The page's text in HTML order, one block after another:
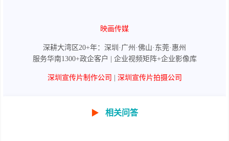
映画传媒
深耕大湾区20+年：深圳·广州·佛山·东莞·惠州
服务华南1300+政企客户 | 企业视频矩阵+企业影像库
深圳宣传片制作公司 深圳宣传片拍摄公司
▶ 相关问答